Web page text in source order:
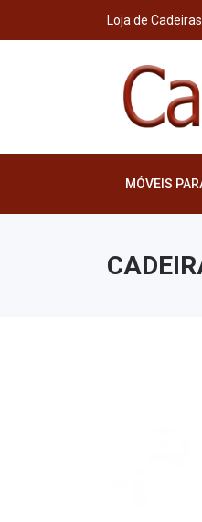
Loja de
MÓVEIS